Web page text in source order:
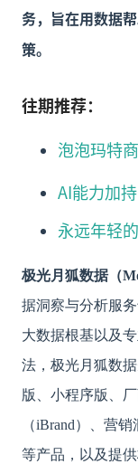
务，旨在用数据
策。
往期推荐：
泡泡玛特
AI能力加
永远年轻
极光月狐数据（
据洞察与分析服
大数据根基以及
法，极光月狐数
版、小程序版、
（iBrand）、营
等产品，以及提